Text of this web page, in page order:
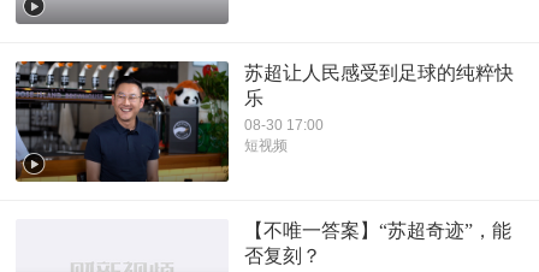
苏超让人民感受到足球的纯粹快
乐
08-30 17:00
短视频
【不唯一答案】“苏超奇迹”，能
否复刻？